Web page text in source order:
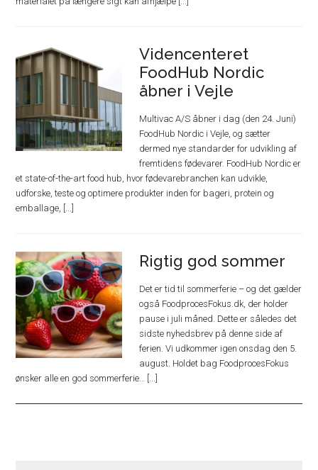
Videncenteret
FoodHub Nordic
åbner i Vejle
Multivac A/S åbner i dag (den 24. Juni)
FoodHub Nordic i Vejle, og sætter
dermed nye standarder for udvikling af
fremtidens fødevarer. FoodHub Nordic er
et state-of-the-art food hub, hvor fødevarebranchen kan udvikle,
udforske, teste og optimere produkter inden for bageri, protein og
emballage, [...]
Rigtig god sommer
Det er tid til sommerferie – og det gælder
også FoodprocesFokus.dk, der holder
pause i juli måned. Dette er således det
sidste nyhedsbrev på denne side af
ferien. Vi udkommer igen onsdag den 5.
august. Holdet bag FoodprocesFokus
ønsker alle en god sommerferie… [...]